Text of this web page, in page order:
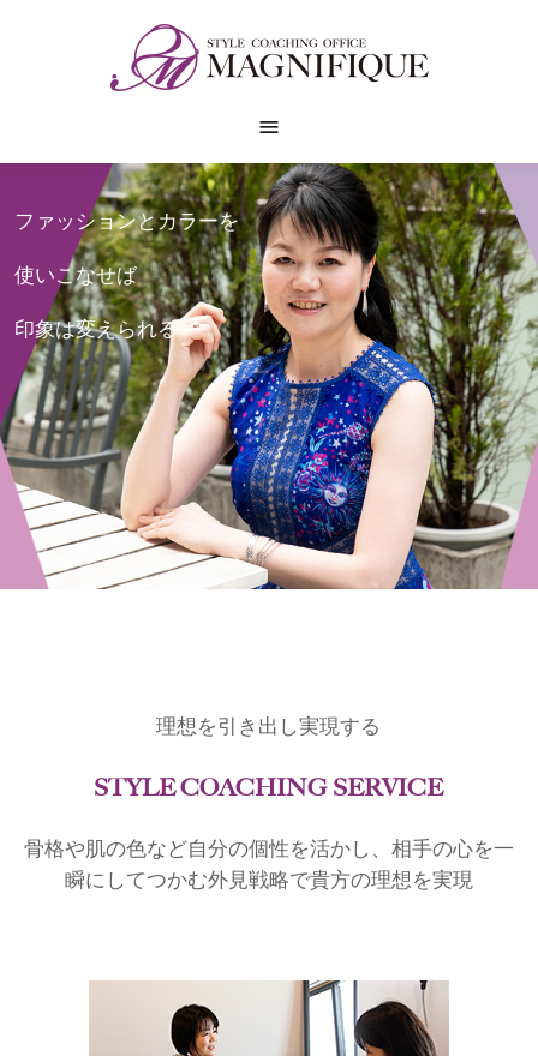
ファッションとカラーを
使いこなせば
印象は変えられる
理想を引き出し実現する
STYLE COACHING SERVICE
骨格や肌の色など自分の個性を活かし、相手の心を一
瞬にしてつかむ外見戦略で貴方の理想を実現